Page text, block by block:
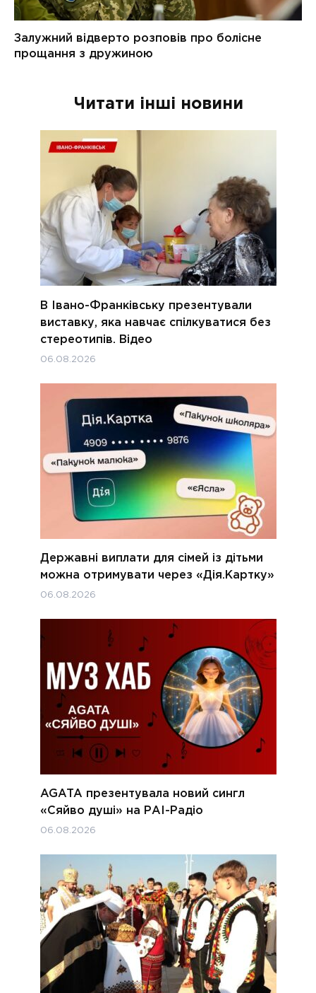
Читати інші новини
В Івано-Франківську презентували
виставку, яка навчає спілкуватися без
стереотипів. Відео
06.08.2026
Державні виплати для сімей із дітьми
можна отримувати через «Дія.Картку»
06.08.2026
AGATA презентувала новий сингл
«Сяйво душі» на РАІ-Радіо
06.08.2026